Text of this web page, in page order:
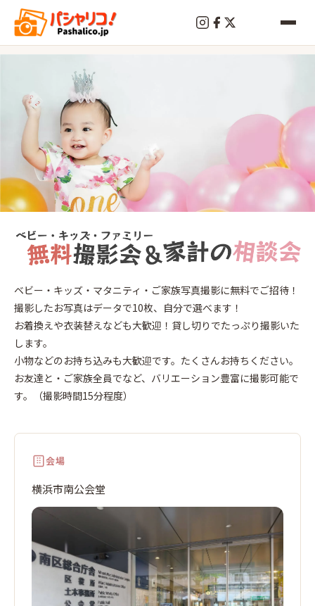
終
了
横
浜
南
ベビー・キッズ・マタニティ・ご家族写真撮影に無料でご招待！
撮影したお写真はデータで10枚、自分で選べます！
お着換えや衣装替えなども大歓迎！貸し切りでたっぷり撮影いた
します。
小物などのお持ち込みも大歓迎です。たくさんお持ちください。
お友達と・ご家族全員でなど、バリエーション豊富に撮影可能で
す。（撮影時間15分程度）
会場
横浜市南公会堂